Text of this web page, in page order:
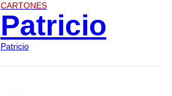
CARTONES
Patricio
Patricio